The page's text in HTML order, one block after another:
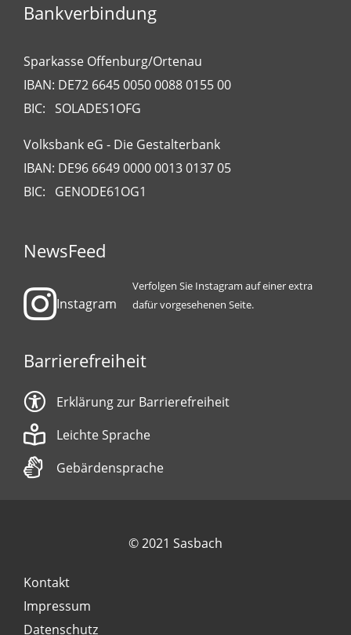
Bankverbindung
Sparkasse Offenburg/Ortenau
IBAN: DE72 6645 0050 0088 0155 00
BIC: SOLADES1OFG
Volksbank eG - Die Gestalterbank
IBAN: DE96 6649 0000 0013 0137 05
BIC: GENODE61OG1
NewsFeed
Instagram
Verfolgen Sie Instagram auf einer extra
dafür vorgesehenen Seite.
Barrierefreiheit
Erklärung zur Barrierefreiheit
Leichte Sprache
Gebärdensprache
© 2021 Sasbach
Kontakt
Impressum
Datenschutz